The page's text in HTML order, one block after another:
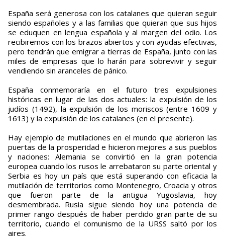
España será generosa con los catalanes que quieran seguir
siendo españoles y a las familias que quieran que sus hijos
se eduquen en lengua española y al margen del odio. Los
recibiremos con los brazos abiertos y con ayudas efectivas,
pero tendrán que emigrar a tierras de España, junto con las
miles de empresas que lo harán para sobrevivir y seguir
vendiendo sin aranceles de pánico.
España conmemoraría en el futuro tres expulsiones
históricas en lugar de las dos actuales: la expulsión de los
judíos (1492), la expulsión de los moriscos (entre 1609 y
1613) y la expulsión de los catalanes (en el presente).
Hay ejemplo de mutilaciones en el mundo que abrieron las
puertas de la prosperidad e hicieron mejores a sus pueblos
y naciones: Alemania se convirtió en la gran potencia
europea cuando los rusos le arrebataron su parte oriental y
Serbia es hoy un país que está superando con eficacia la
mutilación de territorios como Montenegro, Croacia y otros
que fueron parte de la antigua Yugoslavia, hoy
desmembrada. Rusia sigue siendo hoy una potencia de
primer rango después de haber perdido gran parte de su
territorio, cuando el comunismo de la URSS saltó por los
aires.